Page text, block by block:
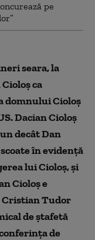
pe
seara, la
ca
domnului Cioloș
Dacian Cioloș
decât Dan
în evidență
lui Cioloș, și
Cioloș e
Cristian Tudor
de ștafetă
de